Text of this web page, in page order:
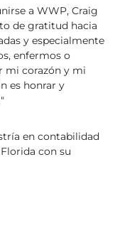
a WWP, Craig
de gratitud hacia
y especialmente
enfermos o
mi corazón y mi
es honrar y
en contabilidad
con su